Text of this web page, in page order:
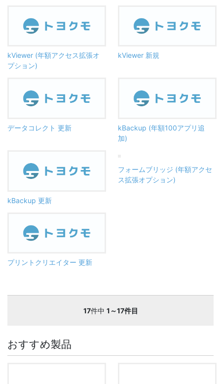
kViewer (年額アクセス拡張オ
プション)
kViewer 新規
データコレクト 更新
kBackup (年額100アプリ追
加)
kBackup 更新
フォームブリッジ (年額アクセ
ス拡張オプション)
プリントクリエイター 更新
17件中 1～17件目
おすすめ製品